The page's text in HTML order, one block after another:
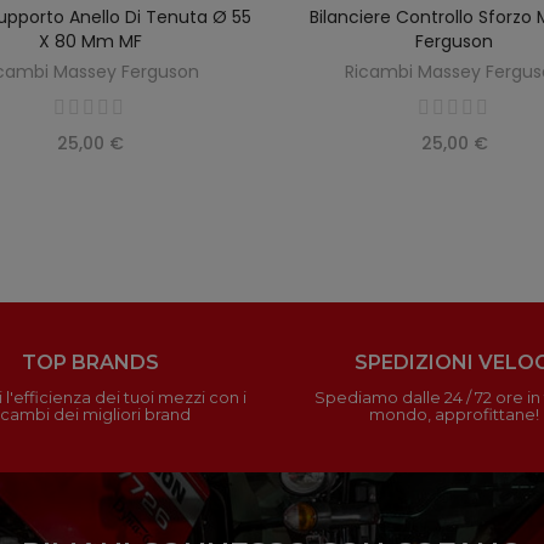
AGGIUNGI AL CARRELLO
Anello Di Tenuta Ø 55
X 80 Mm MF
Massey Ferguson
25,00 €
AGGIUNGI AL
Bilanciere Controllo Sforzo
Ferguson
Ricambi Massey
25,00 €
TOP BRANDS
l'efficienza dei tuoi mezzi con i
dei migliori brand
SPEDIZIONI
Spediamo dalle 24 / 72 ore
mondo, approfittane!